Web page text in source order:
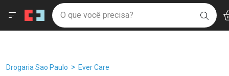
Drogaria São Paulo
Ir direto para a home
pela página
Ir direto para o conteúdo
Ir direto para a busca
Ir direto para a notificações
Faça a sua busca
O que você precisa?
Menu
Breadcrumb
Drogaria Sao Paulo Ever Care
Âncoras
Filtros Ordenar por